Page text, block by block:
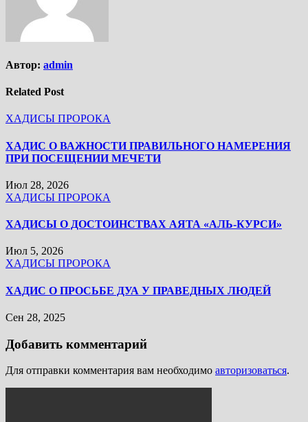
Автор: admin
Related Post
ХАДИСЫ ПРОРОКА
ХАДИС О ВАЖНОСТИ ПРАВИЛЬНОГО НАМЕРЕНИЯ
ПРИ ПОСЕЩЕНИИ МЕЧЕТИ
Июл 28, 2026
ХАДИСЫ ПРОРОКА
ХАДИСЫ О ДОСТОИНСТВАХ АЯТА «АЛЬ-КУРСИ»
Июл 5, 2026
ХАДИСЫ ПРОРОКА
ХАДИС О ПРОСЬБЕ ДУА У ПРАВЕДНЫХ ЛЮДЕЙ
Сен 28, 2025
Добавить комментарий
Для отправки комментария вам необходимо авторизоваться.